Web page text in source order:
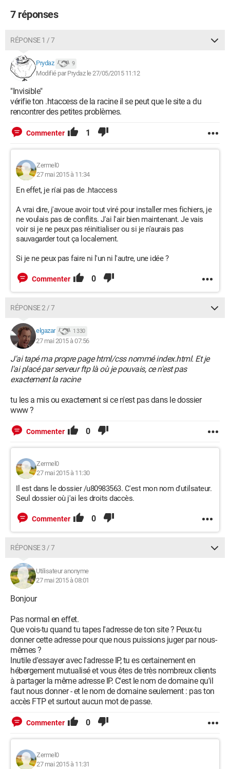
7 réponses
RÉPONSE 1 / 7
Prydaz 9
Modifié par Prydaz le 27/05/2015 11:12
"Invisible"
vérifie ton .htaccess de la racine il se peut que le site a du
rencontrer des petites problèmes.
Commenter 1
Zermel0
27 mai 2015 à 11:34
En effet, je n'ai pas de .htaccess
A vrai dire, j'avoue avoir tout viré pour installer mes fichiers, je
ne voulais pas de conflits. J'ai l'air bien maintenant. Je vais
voir si je ne peux pas réinitialiser ou si je n'aurais pas
sauvagarder tout ça localement.
Si je ne peux pas faire ni l'un ni l'autre, une idée ?
Commenter 0
RÉPONSE 2 / 7
elgazar 1 330
27 mai 2015 à 07:56
J'ai tapé ma propre page html/css nommé index.html. Et je
l'ai placé par serveur ftp là où je pouvais, ce n'est pas
exactement la racine
tu les a mis ou exactement si ce n'est pas dans le dossier
www ?
Commenter 0
Zermel0
27 mai 2015 à 11:30
Il est dans le dossier /u80983563. C'est mon nom d'utilsateur.
Seul dossier où j'ai les droits daccès.
Commenter 0
RÉPONSE 3 / 7
Utilisateur anonyme
27 mai 2015 à 08:01
Bonjour
Pas normal en effet.
Que vois-tu quand tu tapes l'adresse de ton site ? Peux-tu
donner cette adresse pour que nous puissions juger par nous-
mêmes ?
Inutile d'essayer avec l'adresse IP, tu es certainement en
hébergement mutualisé et vous êtes de très nombreux clients
à partager la même adresse IP. C'est le nom de domaine qu'il
faut nous donner - et le nom de domaine seulement : pas ton
accès FTP et surtout aucun mot de passe.
Commenter 0
Zermel0
27 mai 2015 à 11:31